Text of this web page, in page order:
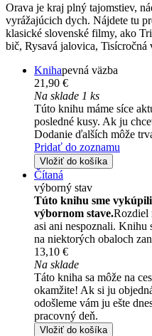
Orava je kraj plný tajomstiev,
vyrážajúcich dych. Nájdete tu
klasické slovenské filmy, ako
bič, Rysavá jalovica, Tisícročná
Knihapevná väzba
21,90 €
Na sklade 1 ks
Túto knihu máme síce
posledné kusy. Ak ju
Dodanie ďalších môže
Pridať do zoznamu
Vložiť do košíka
Čítaná
výborný stav
Túto knihu sme vykúpili
výbornom stave.Rozdiel
asi ani nespoznali. Knihu
na niektorých obaloch
13,10 €
Na sklade
Táto kniha sa môže na
okamžite! Ak si ju
odošleme vám ju ešte
pracovný deň.
Vložiť do košíka